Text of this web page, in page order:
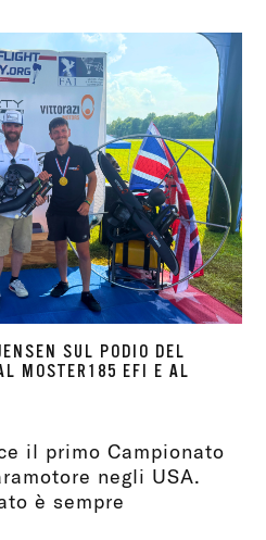
SUL PODIO DEL
MOSTER185 EFI E AL
il primo Campionato
negli USA.
è sempre